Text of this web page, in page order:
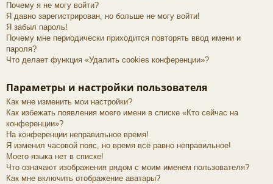
Почему я не могу войти?
Я давно зарегистрирован, но больше не могу войти!
Я забыл пароль!
Почему мне периодически приходится повторять ввод имени и
пароля?
Что делает функция «Удалить cookies конференции»?
Параметры и настройки пользователя
Как мне изменить мои настройки?
Как избежать появления моего имени в списке «Кто сейчас на
конференции»?
На конференции неправильное время!
Я изменил часовой пояс, но время всё равно неправильное!
Моего языка нет в списке!
Что означают изображения рядом с моим именем пользователя?
Как мне включить отображение аватары?